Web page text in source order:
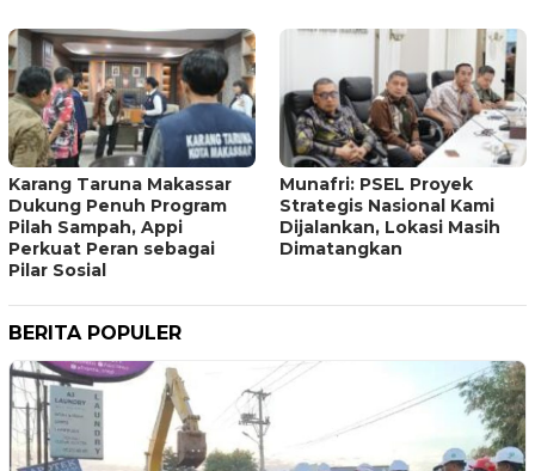
Karang Taruna Makassar
Dukung Penuh Program
Pilah Sampah, Appi
Perkuat Peran sebagai
Pilar Sosial
Munafri: PSEL Proyek
Strategis Nasional Kami
Dijalankan, Lokasi Masih
Dimatangkan
BERITA POPULER